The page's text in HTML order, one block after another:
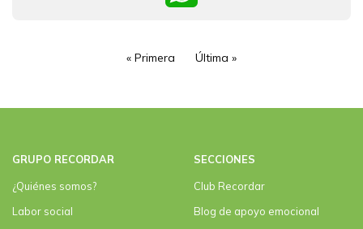
Paginación
Primera página
« Primera Última página
Última »
GRUPO RECORDAR
¿Quiénes somos?
Labor social
SECCIONES
Club Recordar
Blog de apoyo emocional